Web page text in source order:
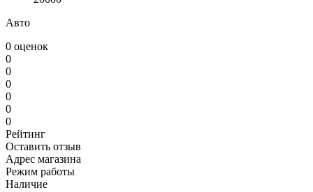
Авто
0 оценок
0
0
0
0
0
0
Рейтинг
Оставить отзыв
Адрес магазина
Режим работы
Наличие